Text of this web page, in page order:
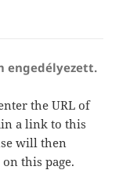
engedélyezett.
the URL of
a link to this
will then
this page.